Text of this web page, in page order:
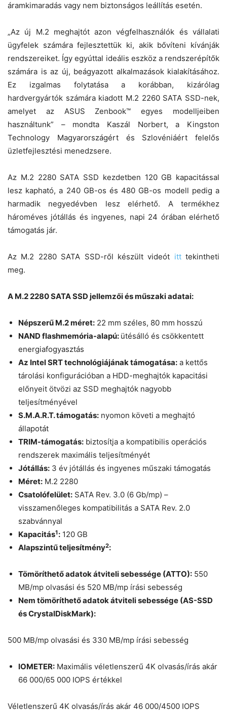
áramkimaradás vagy nem biztonságos leállítás esetén.
„Az új M.2 meghajtót azon végfelhasználók és vállalati
ügyfelek számára fejlesztettük ki, akik bővíteni kívánják
rendszereiket. Így egyúttal ideális eszköz a rendszerépítők
számára is az új, beágyazott alkalmazások kialakításához.
Ez izgalmas folytatása a korábban, kizárólag
hardvergyártók számára kiadott M.2 2260 SATA SSD-nek,
amelyet az ASUS Zenbook™ egyes modelljeiben
használtunk” – mondta Kaszál Norbert, a Kingston
Technology Magyarországért és Szlovéniáért felelős
üzletfejlesztési menedzsere.
Az M.2 2280 SATA SSD kezdetben 120 GB kapacitással
lesz kapható, a 240 GB-os és 480 GB-os modell pedig a
harmadik negyedévben lesz elérhető. A termékhez
hároméves jótállás és ingyenes, napi 24 órában elérhető
támogatás jár.
Az M.2 2280 SATA SSD-ről készült videót itttekintheti
meg.
A M.2 2280 SATA SSD jellemzői és műszaki adatai:
Népszerű M.2 méret: 22 mm széles, 80 mm hosszú
NAND flashmemória-alapú: ütésálló és csökkentett
energiafogyasztás
Az Intel SRT technológiájának támogatása: a kettős
tárolási konfigurációban a HDD-meghajtók kapacitási
előnyeit ötvözi az SSD meghajtók nagyobb
teljesítményével
S.M.A.R.T. támogatás: nyomon követi a meghajtó
állapotát
TRIM-támogatás: biztosítja a kompatibilis operációs
rendszerek maximális teljesítményét
Jótállás: 3 év jótállás és ingyenes műszaki támogatás
Méret: M.2 2280
Csatolófelület: SATA Rev. 3.0 (6 Gb/mp) –
visszamenőleges kompatibilitás a SATA Rev. 2.0
szabvánnyal
Kapacitás1: 120 GB
Alapszintű teljesítmény2:
Tömöríthető adatok átviteli sebessége (ATTO): 550
MB/mp olvasási és 520 MB/mp írási sebesség
Nem tömöríthető adatok átviteli sebessége (AS-SSD
és CrystalDiskMark):
500 MB/mp olvasási és 330 MB/mp írási sebesség
IOMETER: Maximális véletlenszerű 4K olvasás/írás akár
66 000/65 000 IOPS értékkel
Véletlenszerű 4K olvasás/írás akár 46 000/4500 IOPS